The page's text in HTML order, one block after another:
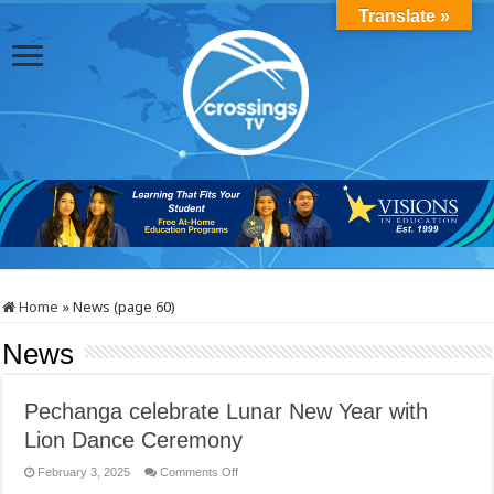
Home »News (page 60)
News
Pechanga celebrate Lunar New Year with
Lion Dance Ceremony
February 3, 2025 Comments Offon
Translate »